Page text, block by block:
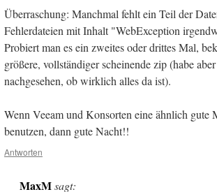
Überraschung: Manchmal fehlt ein Teil der
Fehlerdateien mit Inhalt "WebException
Probiert man es ein zweites oder drittes Mal,
größere, vollständiger scheinende zip (habe
nachgesehen, ob wirklich alles da ist).
Wenn Veeam und Konsorten eine ähnlich
benutzen, dann gute Nacht!!
Antworten
MaxM sagt: